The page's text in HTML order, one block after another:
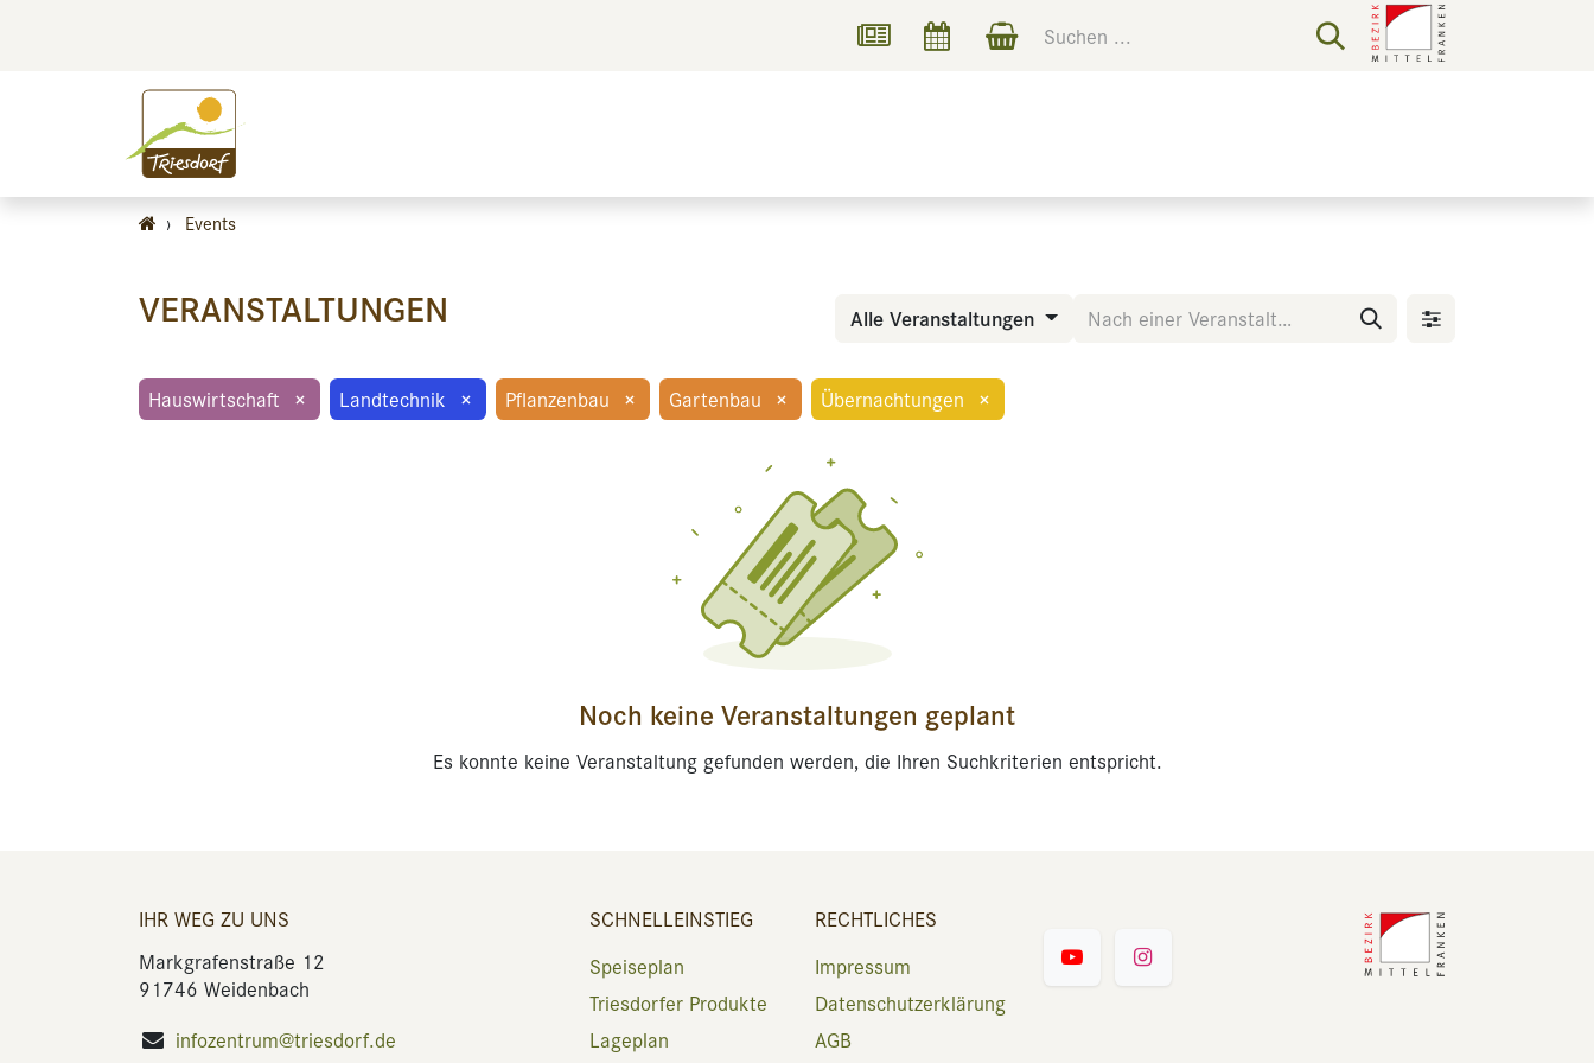
› Events
VERANSTALTUNGEN Alle Veranstaltungen
Hauswirtschaft × Landtechnik × Pflanzenbau × Gartenbau × Übernachtungen ×
Noch keine Veranstaltungen geplant
Es konnte keine Veranstaltung gefunden werden, die Ihren Suchkriterien entspricht.
IHR WEG ZU UNS
Markgrafenstraße 12
91746 Weidenbach
infozentrum@triesdorf.de
SCHNELLEINSTIEG
Speiseplan
Triesdorfer Produkte
Lageplan
RECHTLICHES
Impressum
Datenschutzerklärung
AGB